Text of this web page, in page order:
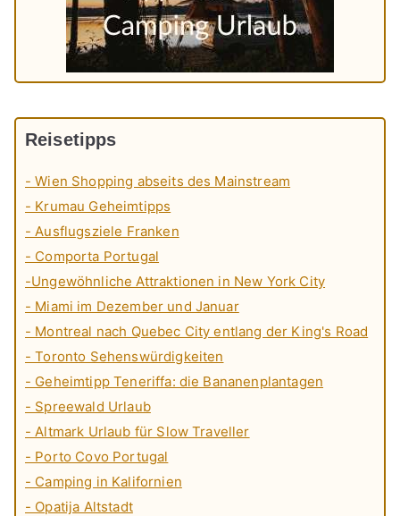
Reisetipps
- Wien Shopping abseits des Mainstream
- Krumau Geheimtipps
- Ausflugsziele Franken
- Comporta Portugal
-Ungewöhnliche Attraktionen in New York City
- Miami im Dezember und Januar
- Montreal nach Quebec City entlang der King's Road
- Toronto Sehenswürdigkeiten
- Geheimtipp Teneriffa: die Bananenplantagen
- Spreewald Urlaub
- Altmark Urlaub für Slow Traveller
- Porto Covo Portugal
- Camping in Kalifornien
- Opatija Altstadt